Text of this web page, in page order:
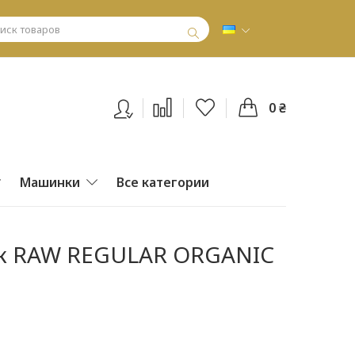
0 ₴
Машинки Все категории
REGULAR ORGANIC